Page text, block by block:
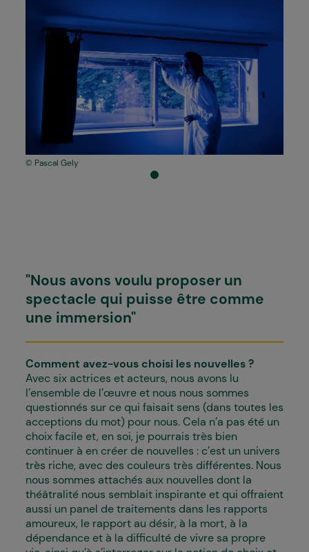
Pascal Gely
"Nous avons voulu proposer un
spectacle qui puisse être comme
une immersion"
Comment avez-vous choisi les nouvelles ?
Avec six actrices et acteurs, nous avons lu
l’ensemble de l’œuvre et nous nous sommes
questionnés sur ce qui faisait sens (dans toutes les
acceptions du mot) pour nous. Cela n’a pas été un
choix facile et, en soi, je pourrais très bien
continuer à en créer de nouvelles : c’est un univers
très riche, avec des couleurs très différentes. Nous
nous sommes attachés aux nouvelles dont la
théâtralité nous semblait inspirante et qui offraient
aussi un panel de traitements dans les rapports
amoureux, le rapport au désir, à la mort, à la
dépendance et à la difficulté de vivre sa propre